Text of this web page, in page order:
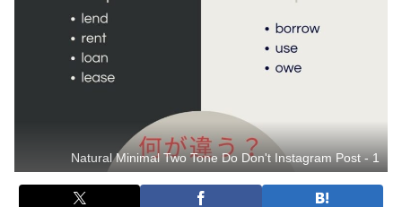
Natural Minimal Two Tone Do Don't Instagram Post - 1